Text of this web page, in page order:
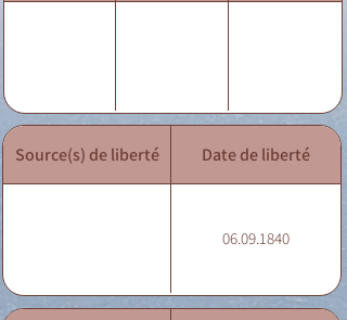
Source(s) de liberté Date de liberté
06.09.1840